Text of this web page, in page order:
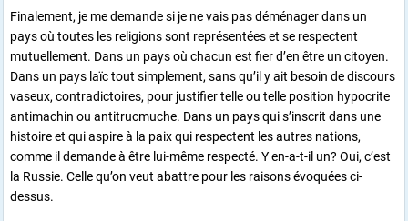
Finalement, je me demande si je ne vais pas déménager dans un
pays où toutes les religions sont représentées et se respectent
mutuellement. Dans un pays où chacun est fier d’en être un citoyen.
Dans un pays laïc tout simplement, sans qu’il y ait besoin de discours
vaseux, contradictoires, pour justifier telle ou telle position hypocrite
antimachin ou antitrucmuche. Dans un pays qui s’inscrit dans une
histoire et qui aspire à la paix qui respectent les autres nations,
comme il demande à être lui-même respecté. Y en-a-t-il un? Oui, c’est
la Russie. Celle qu’on veut abattre pour les raisons évoquées ci-
dessus.